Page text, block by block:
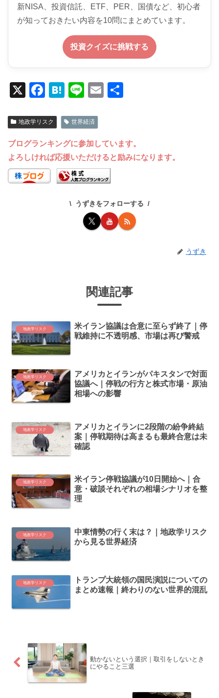
新NISA、投資信託、ETF、PER、国債など、初心者
が知っておきたい内容を10問にまとめています。
投資クイズに挑戦する
X
F
c
e
b
o
o
H
e
n
a
Li
e
E
地政学リスク 世界経済
ブログランキングに参加しています。
よろしければ応援いただけると励みになります。
うずきをフォローする
うずき
関連記事
地政学リスク
米イラン協議は合意に至らず終了｜停
戦維持に不透明感、市場は再び警戒
地政学リスク
アメリカとイランがパキスタンで対面
協議へ｜停戦の行方と株式市場・原油
相場への影響
地政学リスク
アメリカとイランに2段階の紛争終結
案｜停戦期待は高まるも最終合意は未
確認
地政学リスク
米イラン停戦協議が10日開始へ｜合
意・破談それぞれの相場シナリオを整
理
地政学リスク
中東情勢の行く末は？｜地政学リスク
から見る世界経済
地政学リスク
トランプ大統領の国民演説についての
まとめ速報｜終わりのない世界的混乱
動かないという選択｜取引をしないとき
にやること三選